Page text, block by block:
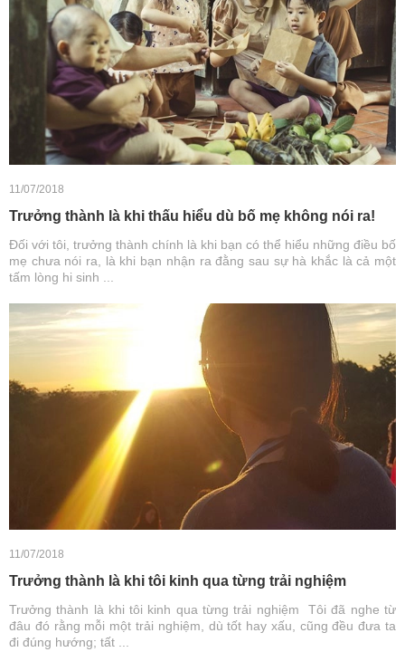
11/07/2018
Trưởng thành là khi thấu hiểu dù bố mẹ không nói ra!
Đối với tôi, trưởng thành chính là khi bạn có thể hiểu những điều bố
mẹ chưa nói ra, là khi bạn nhận ra đằng sau sự hà khắc là cả một
tấm lòng hi sinh ...
11/07/2018
Trưởng thành là khi tôi kinh qua từng trải nghiệm
Trưởng thành là khi tôi kinh qua từng trải nghiệm Tôi đã nghe từ
đâu đó rằng mỗi một trải nghiệm, dù tốt hay xấu, cũng đều đưa ta
đi đúng hướng; tất ...